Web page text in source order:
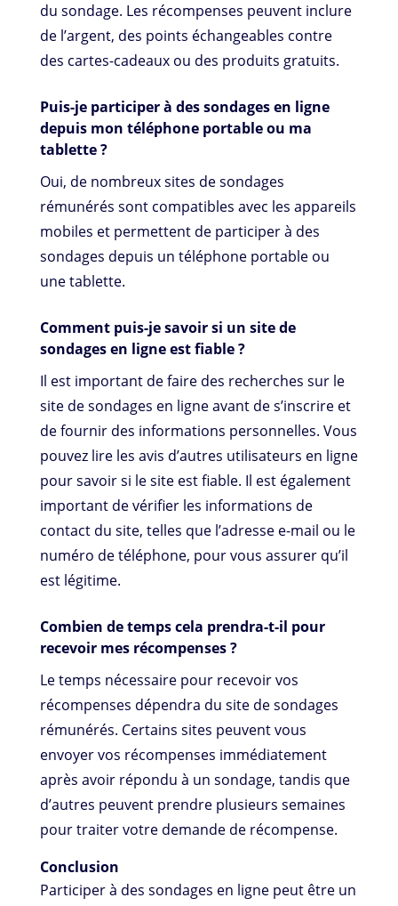
du sondage. Les récompenses peuvent inclure
de l’argent, des points échangeables contre
des cartes-cadeaux ou des produits gratuits.
Puis-je participer à des sondages en ligne
depuis mon téléphone portable ou ma
tablette ?
Oui, de nombreux sites de sondages
rémunérés sont compatibles avec les appareils
mobiles et permettent de participer à des
sondages depuis un téléphone portable ou
une tablette.
Comment puis-je savoir si un site de
sondages en ligne est fiable ?
Il est important de faire des recherches sur le
site de sondages en ligne avant de s’inscrire et
de fournir des informations personnelles. Vous
pouvez lire les avis d’autres utilisateurs en ligne
pour savoir si le site est fiable. Il est également
important de vérifier les informations de
contact du site, telles que l’adresse e-mail ou le
numéro de téléphone, pour vous assurer qu’il
est légitime.
Combien de temps cela prendra-t-il pour
recevoir mes récompenses ?
Le temps nécessaire pour recevoir vos
récompenses dépendra du site de sondages
rémunérés. Certains sites peuvent vous
envoyer vos récompenses immédiatement
après avoir répondu à un sondage, tandis que
d’autres peuvent prendre plusieurs semaines
pour traiter votre demande de récompense.
Conclusion
Participer à des sondages en ligne peut être un